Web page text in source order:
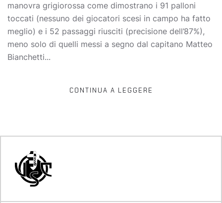
manovra grigiorossa come dimostrano i 91 palloni
toccati (nessuno dei giocatori scesi in campo ha fatto
meglio) e i 52 passaggi riusciti (precisione dell’87%),
meno solo di quelli messi a segno dal capitano Matteo
Bianchetti...
CONTINUA A LEGGERE